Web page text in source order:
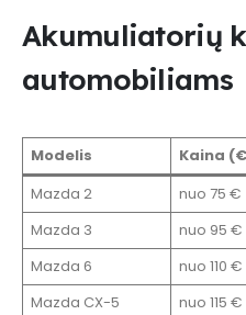
Akumuliatorių
automobiliams
Modelis Kaina
Mazda 2
nuo 75 €
Mazda 3
nuo 95 €
Mazda 6
nuo 110 €
Mazda CX-5
nuo 115 €